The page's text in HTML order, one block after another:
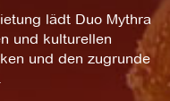
lädt Duo Mythra
und kulturellen
und den zugrunde